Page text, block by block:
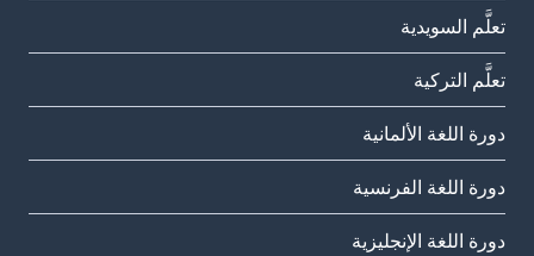
تعلَّم السويدية
تعلَّم التركية
دورة اللغة الألمانية
دورة اللغة الفرنسية
دورة اللغة الإنجليزية